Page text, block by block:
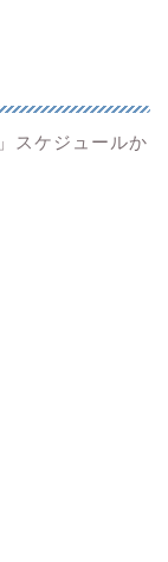
スケジュールか